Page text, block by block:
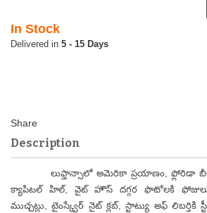
In Stock
5 - 15 Days
Description
లుఫ్తాన్సాలో అమెరికా ప్రయాణం, ఫ్లోరిడా బీచ్
క్యాపిటల్ హిల్, వైట్ హౌస్ దగ్గర ఫొటోలకి
ముచ్చట్లు, టైంస్క్వేర్ నైట్ క్లబ్, స్టాట్యు అఫ్